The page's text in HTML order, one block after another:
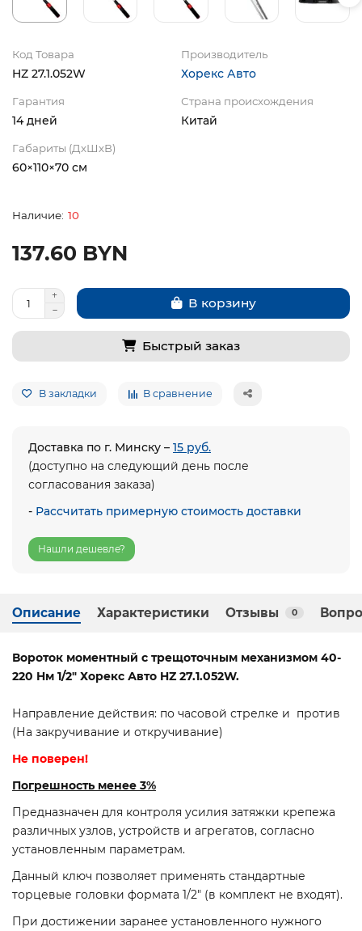
Код Товара
HZ 27.1.052W
Производитель
Хорекс Авто
Гарантия
14 дней
Страна происхождения
Китай
Габариты (ДхШхВ)
60×110×70 см
10
137.60 BYN
В корзину
Быстрый заказ
В закладки В сравнение
Доставка по г. Минску – 15 руб.
(доступно на следующий день после
согласования заказа)
- Рассчитать примерную стоимость доставки
Нашли дешевле?
Описание Характеристики Отзывы 0
Вороток моментный с трещоточным механизмом 40-
220 Hм 1/2" Хорекс Авто HZ 27.1.052W.
Направление действия: по часовой стрелке и против
(На закручивание и откручивание)
Не поверен!
Погрешность менее 3%
Предназначен для контроля усилия затяжки крепежа
различных узлов, устройств и агрегатов, согласно
установленным параметрам.
Данный ключ позволяет применять стандартные
торцевые головки формата 1/2" (в комплект не входят).
При достижении заранее установленного нужного